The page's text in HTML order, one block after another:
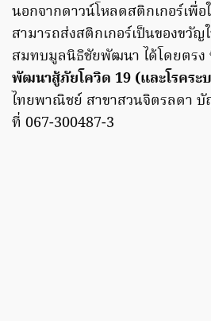
นอกจากดาวน์โหลดสติกเกอร์เพื่อ
สามารถส่งสติกเกอร์เป็นของขวัญ
สมทบมูลนิธิชัยพัฒนา ได้โดยตร
พัฒนาสู้ภัยโควิด 19 (และโรคระ
ไทยพาณิชย์ สาขาสวนจิตรลดา บั
ที่ 067-300487-3